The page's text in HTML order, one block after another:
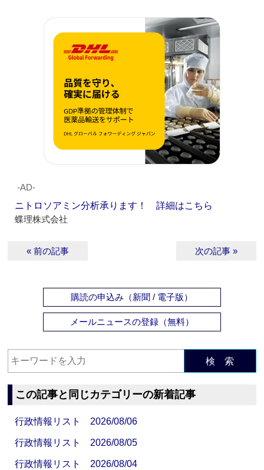
‐AD‐
ニトロソアミン分析承ります！ 詳細はこちら
蝶理株式会社
« 前の記事 次の記事 »
購読の申込み（新聞 / 電子版）
メールニュースの登録（無料）
検 索
この記事と同じカテゴリーの新着記事
行政情報リスト 2026/08/06
行政情報リスト 2026/08/05
行政情報リスト 2026/08/04